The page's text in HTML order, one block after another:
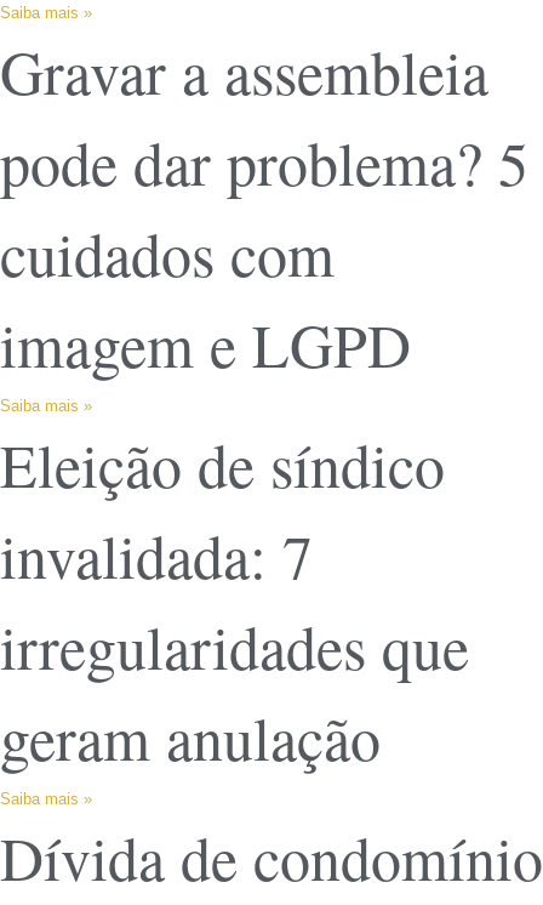
Saiba mais »
Gravar a assembleia
pode dar problema? 5
cuidados com
imagem e LGPD
Saiba mais »
Eleição de síndico
invalidada: 7
irregularidades que
geram anulação
Saiba mais »
Dívida de condomínio